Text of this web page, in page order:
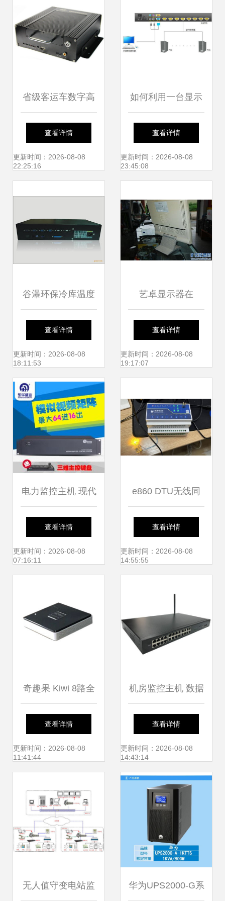
省级客运车数字高
清车载录像机与车
载NVR厂商 引领智
查看详情
更新时间：2026-08-08
22:25:16
如何利用一台显示
器监控多台服务
器？
查看详情
更新时间：2026-08-08
23:45:08
谷瀑环保冷库温度
监控主机高清大图
解析
查看详情
更新时间：2026-08-08
18:11:53
艺卓显示器在
Discuz监控主机系
统中的应用与优势
查看详情
更新时间：2026-08-08
19:17:07
电力监控主机 现代
电力系统的智能守
护者
查看详情
更新时间：2026-08-08
07:16:11
e860 DTU无线同
步开关配置及监控
主机接入指南
查看详情
更新时间：2026-08-08
14:55:55
奇趣果 Kiwi 8路全
D1硬盘录像机 高
清监控与远程访问
查看详情
更新时间：2026-08-08
11:41:44
机房监控主机 数据
中心稳定运行的智
慧守护者
查看详情
更新时间：2026-08-08
14:43:14
无人值守变电站监 华为UPS2000-G系